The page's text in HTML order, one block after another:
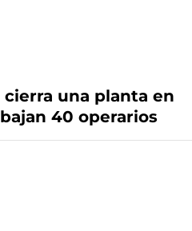
una planta en
40 operarios